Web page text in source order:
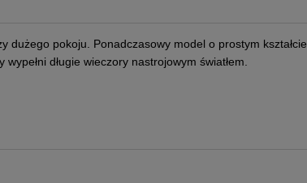
dużego pokoju. Ponadczasowy model o prostym
długie wieczory nastrojowym światłem.